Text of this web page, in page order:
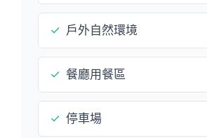
✓ 戶外自然環境
✓ 餐廳用餐區
✓ 停車場